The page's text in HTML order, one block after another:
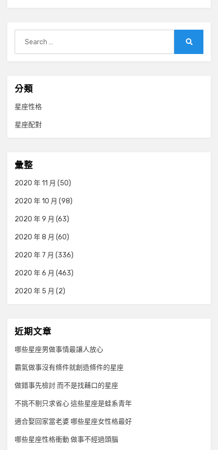
for:
分類
星座性格
星座配對
彙整
2020 年 11 月 (50)
2020 年 10 月 (98)
2020 年 9 月 (63)
2020 年 8 月 (60)
2020 年 7 月 (336)
2020 年 6 月 (463)
2020 年 5 月 (2)
近期文章
哪些星座男做事情最讓人放心
霸氣做事沒有條件就創造條件的星座
做錯事先檢討 而不是找藉口的星座
不挑不剔只求省心 這些星座是蛙系青年
適合娶回家當老婆 哪些星座女性格最好
哪些星座性格衝動 做事不經過頭腦